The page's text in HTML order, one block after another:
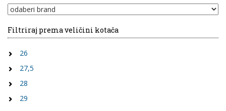
Filtriraj prema veličini kotača
26
27,5
28
29